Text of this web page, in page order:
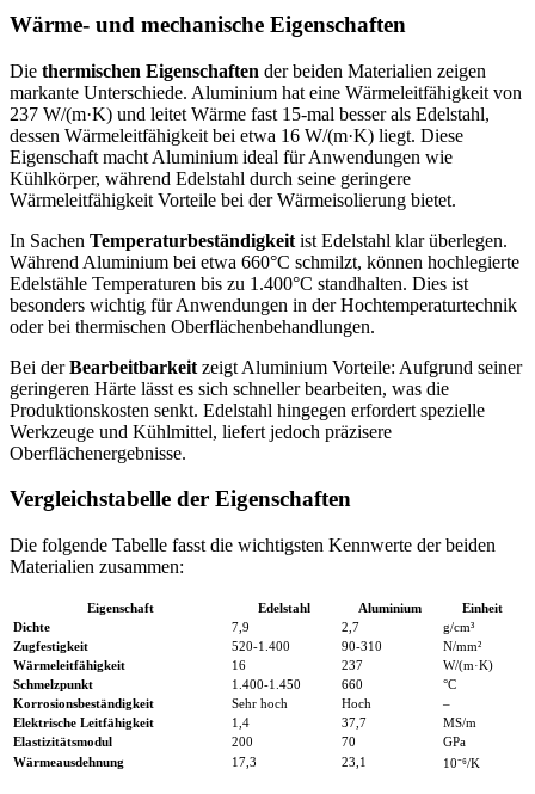
Wärme- und mechanische Eigenschaften
Die thermischen Eigenschaften der beiden Materialien zeigen
markante Unterschiede. Aluminium hat eine Wärmeleitfähigkeit von
237 W/(m·K) und leitet Wärme fast 15-mal besser als Edelstahl,
dessen Wärmeleitfähigkeit bei etwa 16 W/(m·K) liegt. Diese
Eigenschaft macht Aluminium ideal für Anwendungen wie
Kühlkörper, während Edelstahl durch seine geringere
Wärmeleitfähigkeit Vorteile bei der Wärmeisolierung bietet.
In Sachen Temperaturbeständigkeit ist Edelstahl klar überlegen.
Während Aluminium bei etwa 660°C schmilzt, können hochlegierte
Edelstähle Temperaturen bis zu 1.400°C standhalten. Dies ist
besonders wichtig für Anwendungen in der Hochtemperaturtechnik
oder bei thermischen Oberflächenbehandlungen.
Bei derBearbeitbarkeit zeigt Aluminium Vorteile: Aufgrund seiner
geringeren Härte lässt es sich schneller bearbeiten, was die
Produktionskosten senkt. Edelstahl hingegen erfordert spezielle
Werkzeuge und Kühlmittel, liefert jedoch präzisere
Oberflächenergebnisse.
Vergleichstabelle der Eigenschaften
Die folgende Tabelle fasst die wichtigsten Kennwerte der beiden
Materialien zusammen:
Eigenschaft Edelstahl Aluminium
Einheit
Dichte
7,9 2,7
g/cm³
Zugfestigkeit
520-1.400 90-310
N/mm²
Wärmeleitfähigkeit
16 237
W/(m·K)
Schmelzpunkt
1.400-1.450 660
°C
Korrosionsbeständigkeit
Sehr hoch Hoch
–
Elektrische Leitfähigkeit
1,4 37,7
MS/m
Elastizitätsmodul
200 70
GPa
Wärmeausdehnung
17,3 23,1 10⁻⁶/K